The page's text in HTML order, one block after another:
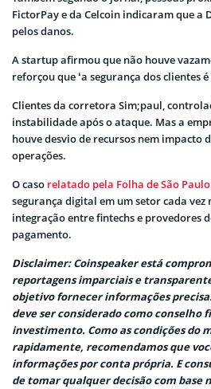
FictorPay e da Celcoin indicaram que a
pelos danos.
A startup afirmou que não houve
reforçou que ‘a segurança dos clientes
Clientes da corretora Sim;paul,
instabilidade após o ataque. Mas a
houve desvio de recursos nem impacto
operações.
O caso relatado pela Folha de São Paulo
segurança digital em um setor cada vez
integração entre fintechs e provedores
pagamento.
Disclaimer: Coinspeaker está
reportagens imparciais e
objetivo fornecer informações
deve ser considerado como conselho
investimento. Como as condições do
rapidamente, recomendamos que
informações por conta própria. E
de tomar qualquer decisão com base